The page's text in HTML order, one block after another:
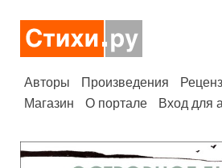
Авторы Произведения
Магазин
О портале Вход для